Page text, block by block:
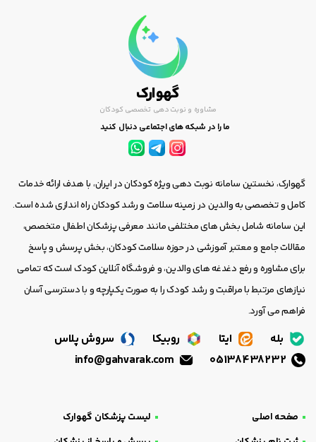
گهوارک
مشاوره و نوبت دهی تخصصی کودکان
ما را در شبکه های اجتماعی دنبال کنید
گهوارک، نخستین سامانه نوبت دهی ویژه کودکان در ایران، با هدف ارائه خدمات
کامل و تخصصی به والدین در زمینه سلامت و رشد کودکان راه اندازی شده است.
این سامانه شامل بخش های مختلفی مانند معرفی پزشکان اطفال متخصص،
مقالات جامع و معتبر آموزشی در حوزه سلامت کودکان، بخش پرسش و پاسخ
برای مشاوره و رفع دغدغه های والدین، و فروشگاه آنلاین کودک است که تمامی
نیازهای مرتبط با مراقبت و رشد کودک را به صورت یکپارچه و با دسترسی آسان
فراهم می آورد.
بله ایتا روبیکا
سروش پلاس
صفحه اصلی
لیست پزشکان گهوارک